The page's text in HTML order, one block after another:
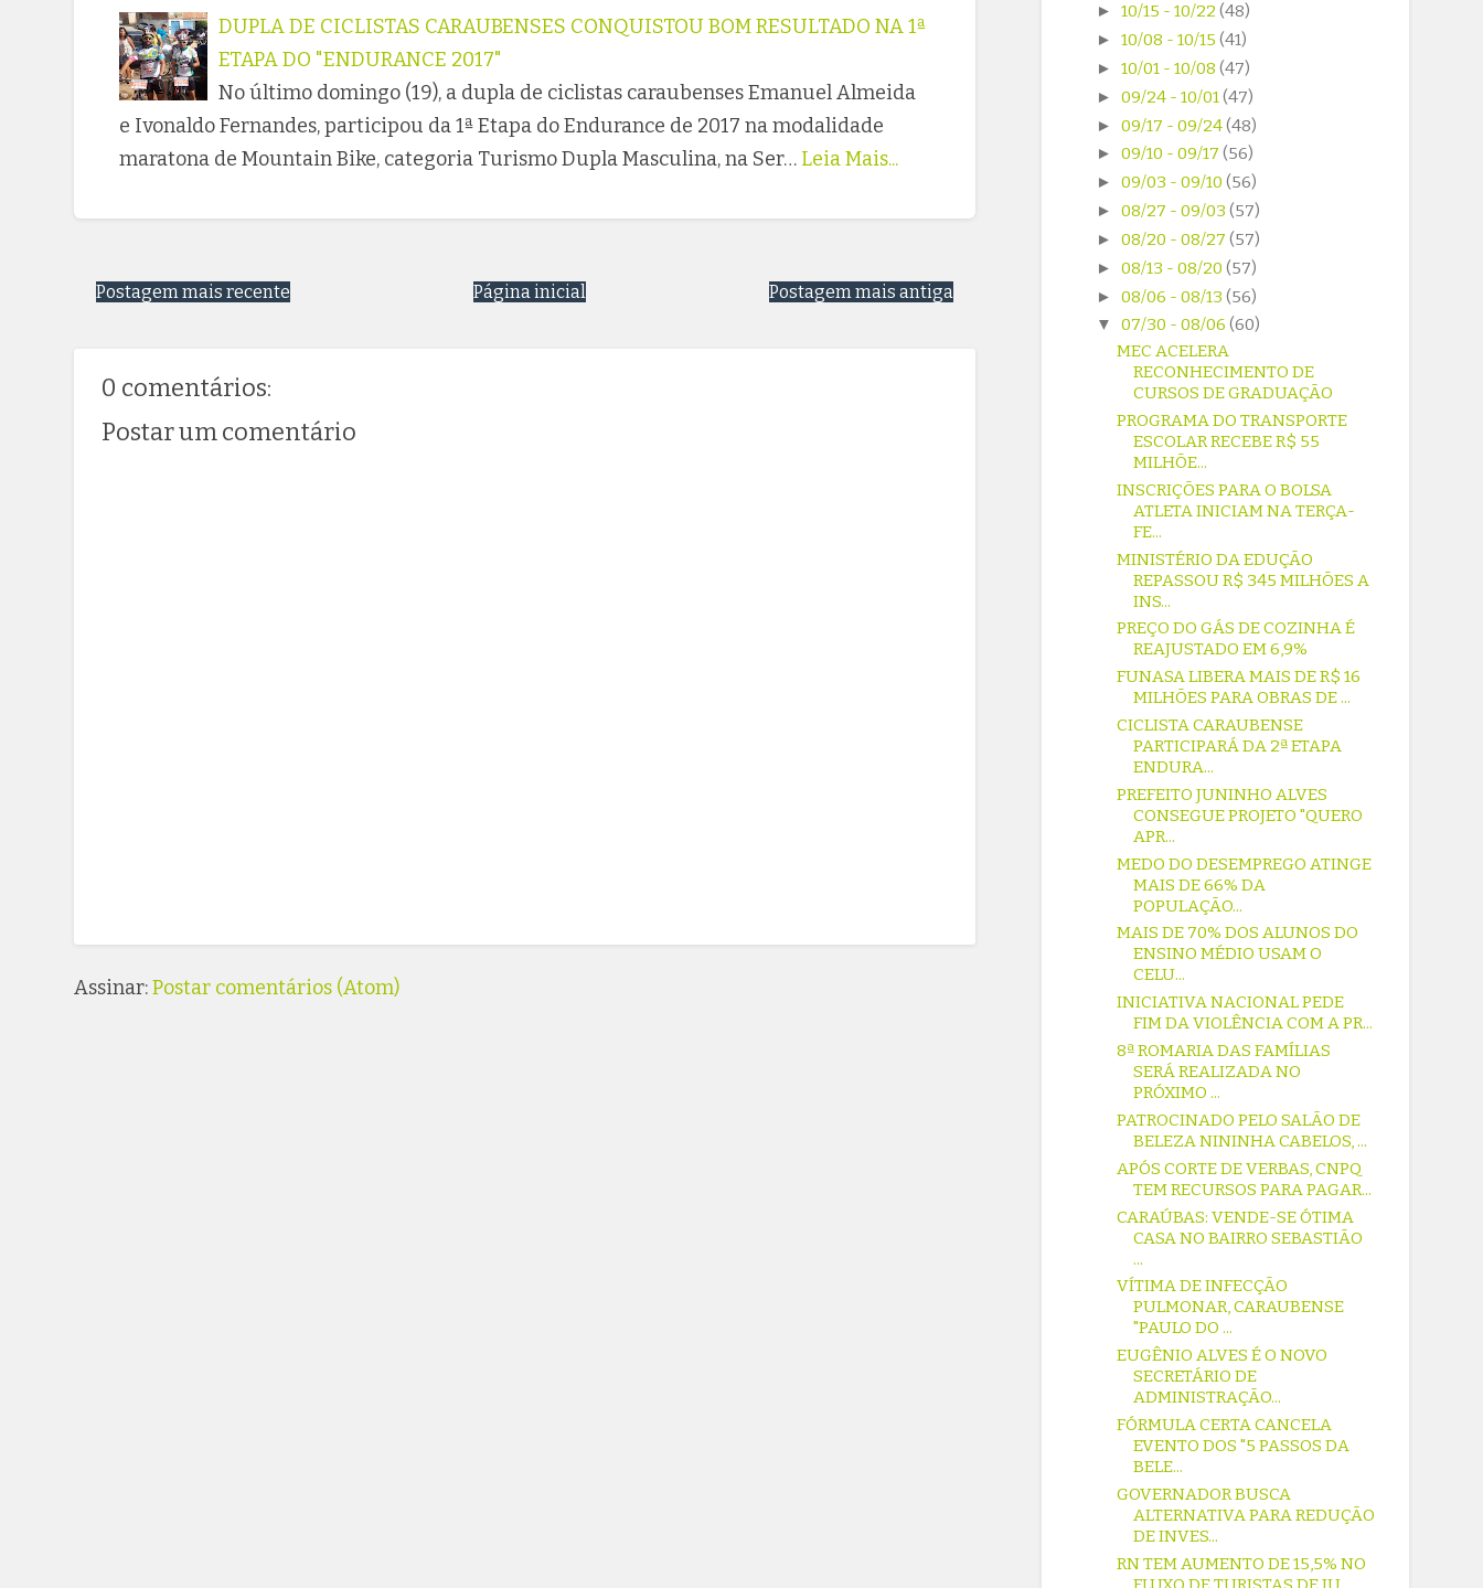
DUPLA DE CICLISTAS CARAUBENSES CONQUISTOU BOM RESULTADO NA 1ª
ETAPA DO "ENDURANCE 2017"
No último domingo (19), a dupla de ciclistas caraubenses Emanuel Almeida
e Ivonaldo Fernandes, participou da 1ª Etapa do Endurance de 2017 na modalidade
maratona de Mountain Bike, categoria Turismo Dupla Masculina, na Ser… Leia Mais...
Postagem mais recente Postagem mais antiga
Página inicial
0 comentários:
Postar um comentário
Assinar:Postar comentários (Atom)
► 10/15 - 10/22 (48)
► 10/08 - 10/15 (41)
► 10/01 - 10/08 (47)
► 09/24 - 10/01(47)
► 09/17 - 09/24(48)
► 09/10 - 09/17 (56)
► 09/03 - 09/10 (56)
► 08/27 - 09/03 (57)
► 08/20 - 08/27 (57)
► 08/13 - 08/20 (57)
► 08/06 - 08/13 (56)
▼ 07/30 - 08/06 (60)
MEC ACELERA
RECONHECIMENTO DE
CURSOS DE GRADUAÇÃO
PROGRAMA DO TRANSPORTE
ESCOLAR RECEBE R$ 55
MILHÕE...
INSCRIÇÕES PARA O BOLSA
ATLETA INICIAM NA TERÇA-
FE...
MINISTÉRIO DA EDUÇÃO
REPASSOU R$ 345 MILHÕES A
INS...
PREÇO DO GÁS DE COZINHA É
REAJUSTADO EM 6,9%
FUNASA LIBERA MAIS DE R$ 16
MILHÕES PARA OBRAS DE ...
CICLISTA CARAUBENSE
PARTICIPARÁ DA 2ª ETAPA
ENDURA...
PREFEITO JUNINHO ALVES
CONSEGUE PROJETO "QUERO
APR...
MEDO DO DESEMPREGO ATINGE
MAIS DE 66% DA
POPULAÇÃO...
MAIS DE 70% DOS ALUNOS DO
ENSINO MÉDIO USAM O
CELU...
INICIATIVA NACIONAL PEDE
FIM DA VIOLÊNCIA COM A PR...
8ª ROMARIA DAS FAMÍLIAS
SERÁ REALIZADA NO
PRÓXIMO ...
PATROCINADO PELO SALÃO DE
BELEZA NININHA CABELOS, ...
APÓS CORTE DE VERBAS, CNPQ
TEM RECURSOS PARA PAGAR...
CARAÚBAS: VENDE-SE ÓTIMA
CASA NO BAIRRO SEBASTIÃO
...
VÍTIMA DE INFECÇÃO
PULMONAR, CARAUBENSE
"PAULO DO ...
EUGÊNIO ALVES É O NOVO
SECRETÁRIO DE
ADMINISTRAÇÃO...
FÓRMULA CERTA CANCELA
EVENTO DOS "5 PASSOS DA
BELE...
GOVERNADOR BUSCA
ALTERNATIVA PARA REDUÇÃO
DE INVES...
RN TEM AUMENTO DE 15,5% NO